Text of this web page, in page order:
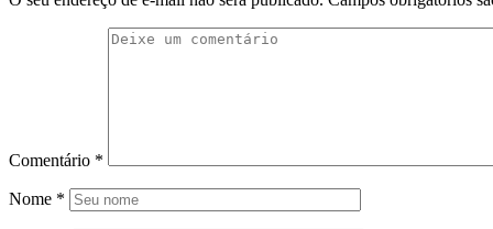
Comentário *
Nome *